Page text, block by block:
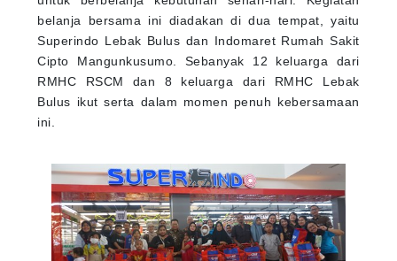
belanja bersama ini diadakan di dua tempat, yaitu
Superindo Lebak Bulus dan Indomaret Rumah Sakit
Cipto Mangunkusumo. Sebanyak 12 keluarga dari
RMHC RSCM dan 8 keluarga dari RMHC Lebak
Bulus ikut serta dalam momen penuh kebersamaan
ini.